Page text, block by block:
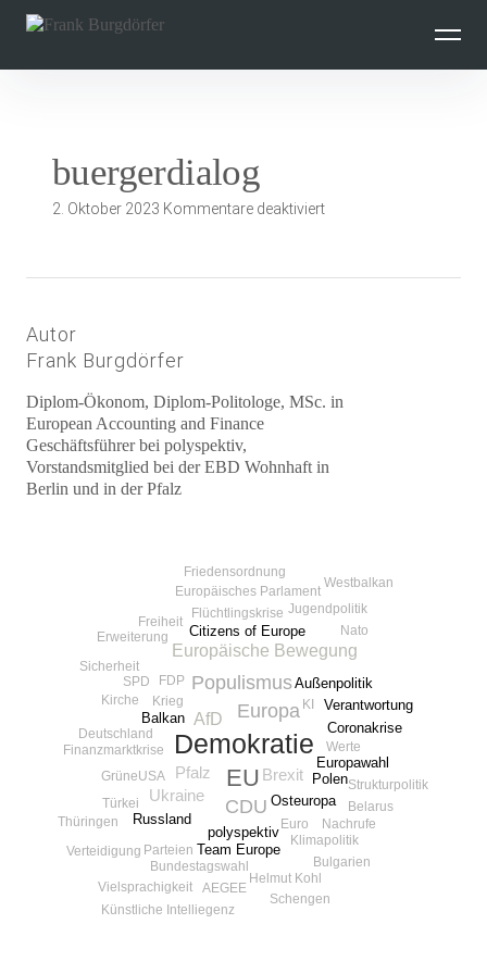
überspringen
buergerdialog
2. Oktober 2023 Kommentare deaktiviertfür
Autor
Frank Burgdörfer
Diplom-Ökonom, Diplom-Politologe, MSc. in
European Accounting and Finance
Geschäftsführer bei polyspektiv,
Vorstandsmitglied bei der EBD Wohnhaft in
Berlin und in der Pfalz
Demokratie
EU
Europa
CDU
Populismus
AfD
Europäische Bewegung
Ukraine
Brexit
Pfalz
Osteuropa
polyspektiv
Europawahl
Team Europe
Russland
Balkan
Coronakrise
Außenpolitik
Citizens of Europe
Polen
Verantwortung
FDP
Finanzmarktkrise
Flüchtlingskrise
Bundestagswahl
Werte
Euro
Krieg
Parteien
USA
Klimapolitik
Nachrufe
SPD
Deutschland
Europäisches Parlament
Grüne
Helmut Kohl
Jugendpolitik
Kirche
Sicherheit
Strukturpolitik
Türkei
Vielsprachigkeit AEGEE
Belarus
Bulgarien
Erweiterung
Freiheit
Friedensordnung
KI
Künstliche Intelliegenz
Nato
Schengen
Thüringen
Verteidigung
Westbalkan